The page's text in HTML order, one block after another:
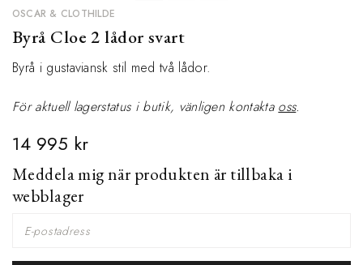
OSCAR & CLOTHILDE
Byrå Cloe 2 lådor svart
Byrå i gustaviansk stil med två lådor.
För aktuell lagerstatus i butik, vänligen kontakta oss.
14 995 kr
Meddela mig när produkten är tillbaka i
webblager